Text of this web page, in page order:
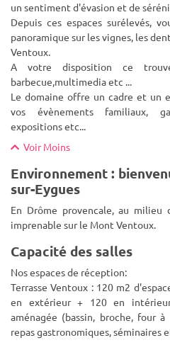
un sentiment d'évasion et de
Depuis ces espaces surélevés,
panoramique sur les vignes, les
Ventoux.
A votre disposition ce
barbecue,multimedia etc ...
Le domaine offre un cadre et un
vos évènements familiaux,
expositions etc...
Voir Moins
Environnement :
sur-Eygues
En Drôme provencale, au milieu
imprenable sur le Mont Ventoux.
Capacité des salles
Nos espaces de réception:
Terrasse Ventoux : 120 m2
en extérieur + 120 en
aménagée (bassin, broche, four
repas gastronomiques, séminaires